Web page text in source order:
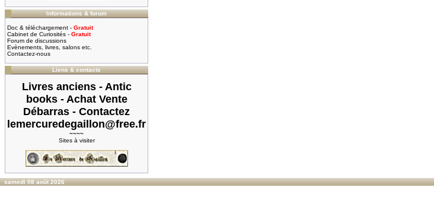
Informations & forum
Doc & téléchargement - Gratuit
Cabinet de Curiosités - Gratuit
Forum de discussions
Evènements, livres, salons etc.
Contactez-nous
Liens & contacts
Livres anciens - Antic
books - Achat Vente
Débarras - Contactez
lemercuredegaillon@free.fr
~~~~
Sites à visiter
samedi 08 août 2026